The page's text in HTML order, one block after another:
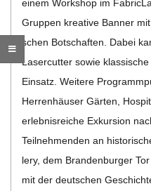
I
D
T
-
S
einem Work­shop im
Grup­pen krea­tive Ban­ner
schen Bot­schaf­ten. Dabei
Laser­cut­ter sowie
Ein­satz. Wei­tere
Her­ren­häu­ser Gär­ten,
erleb­nis­rei­che Exkur­sion
Teil­neh­men­den an
lery, dem Bran­den­bur­ger
mit der deut­schen